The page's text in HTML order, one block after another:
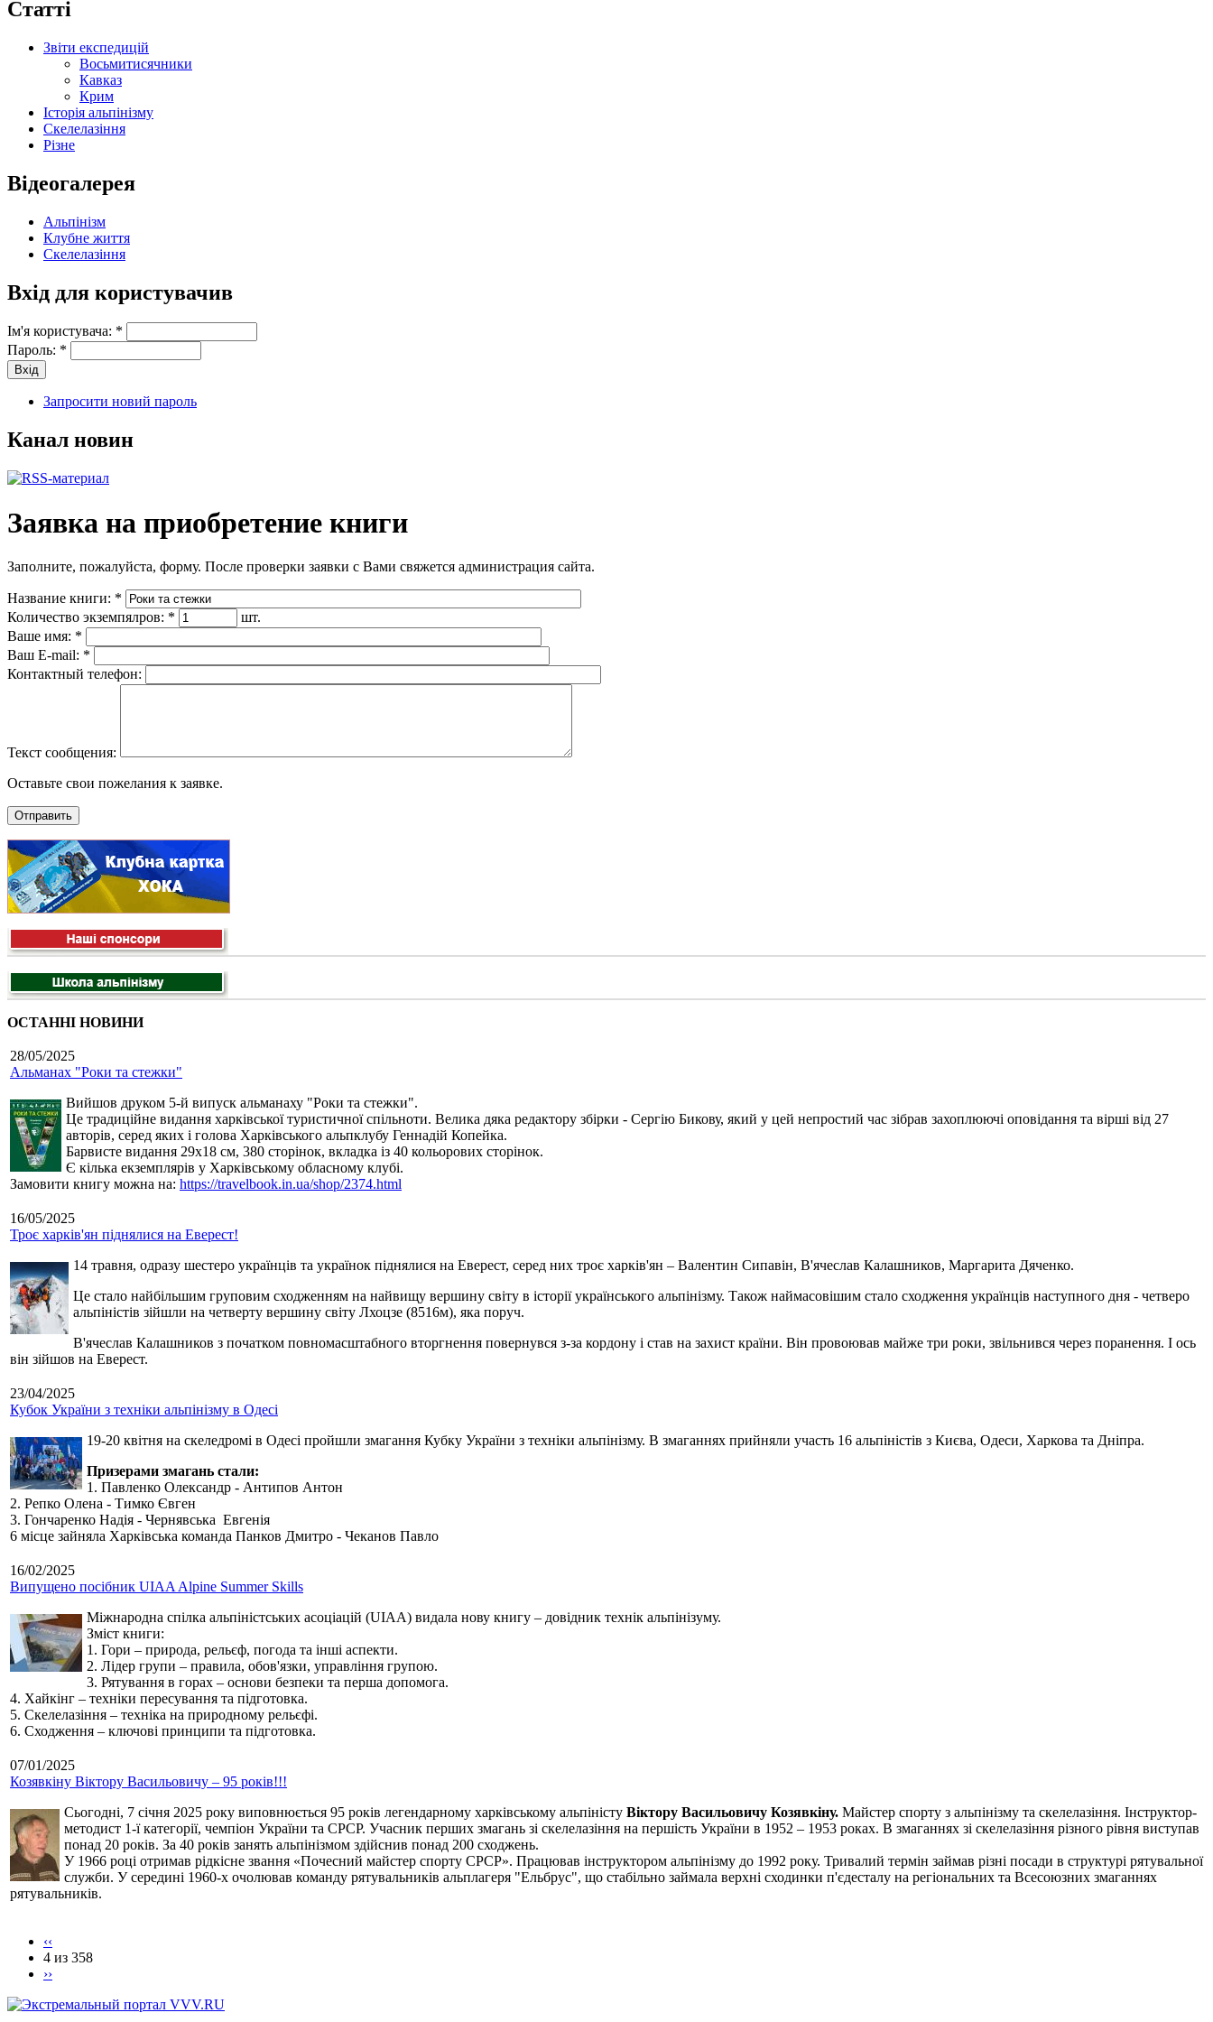
Статті
Звіти експедицій
Восьмитисячники
Кавказ
Крим
Історія альпінізму
Скелелазіння
Різне
Відеогалерея
Альпінізм
Клубне життя
Скелелазіння
Вхід для користувачив
Ім'я користувача: *
Пароль: *
Запросити новий пароль
Канал новин
Заявка на приобретение книги
Заполните, пожалуйста, форму. После проверки заявки с Вами свяжется администрация сайта.
Название книги: *
Количество экземпялров: *
шт.
Ваше имя: *
Ваш E-mail: *
Контактный телефон:
Текст сообщения:
Оставьте свои пожелания к заявке.
ОСТАННІ НОВИНИ
28/05/2025
Альманах "Роки та стежки"
Вийшов друком 5-й випуск альманаху "Роки та стежки".
Це традиційне видання харківської туристичної спільноти. Велика дяка редактору збірки - Сергію Бикову, який у цей непростий час зібрав захоплюючі оповідання та вірші від 27
авторів, серед яких і голова Харківського альпклубу Геннадій Копейка.
Барвисте видання 29х18 см, 380 сторінок, вкладка із 40 кольорових сторінок.
Є кілька екземплярів у Харківському обласному клубі.
Замовити книгу можна на: https://travelbook.in.ua/shop/2374.html
16/05/2025
Троє харків'ян піднялися на Еверест!
14 травня, одразу шестеро українців та українок піднялися на Еверест, серед них троє харків'ян – Валентин Сипавін, В'ячеслав Калашников, Маргарита Дяченко.
Це стало найбільшим груповим сходженням на найвищу вершину світу в історії українського альпінізму. Також наймасовішим стало сходження українців наступного дня - четверо
альпіністів зійшли на четверту вершину світу Лхоцзе (8516м), яка поруч.
В'ячеслав Калашников з початком повномасштабного вторгнення повернувся з-за кордону і став на захист країни. Він провоював майже три роки, звільнився через поранення. І ось
він зійшов на Еверест.
23/04/2025
Кубок України з техніки альпінізму в Одесі
19-20 квітня на скеледромі в Одесі пройшли змагання Кубку України з техніки альпінізму. В змаганнях прийняли участь 16 альпіністів з Києва, Одеси, Харкова та Дніпра.
Призерами змагань стали:
1. Павленко Олександр - Антипов Антон
2. Репко Олена - Тимко Євген
3. Гончаренко Надія - Чернявська Евгенія
6 місце зайняла Харківська команда Панков Дмитро - Чеканов Павло
16/02/2025
Випущено посібник UIAA Alpine Summer Skills
Міжнародна спілка альпіністських асоціацій (UIAA) видала нову книгу – довідник технік альпінізуму.
Зміст книги:
1. Гори – природа, рельєф, погода та інші аспекти.
2. Лідер групи – правила, обов'язки, управління групою.
3. Рятування в горах – основи безпеки та перша допомога.
4. Хайкінг – техніки пересування та підготовка.
5. Скелелазіння – техніка на природному рельєфі.
6. Сходження – ключові принципи та підготовка.
07/01/2025
Козявкіну Віктору Васильовичу – 95 років!!!
Сьогодні, 7 січня 2025 року виповнюється 95 років легендарному харківському альпіністу Віктору Васильовичу Козявкіну. Майстер спорту з альпінізму та скелелазіння. Інструктор-
методист 1-ї категорії, чемпіон України та СРСР. Учасник перших змагань зі скелелазіння на першість України в 1952 – 1953 роках. В змаганнях зі скелелазіння різного рівня виступав
понад 20 років. За 40 років занять альпінізмом здійснив понад 200 сходжень.
У 1966 році отримав рідкісне звання «Почесний майстер спорту СРСР». Працював інструктором альпінізму до 1992 року. Тривалий термін займав різні посади в структурі рятувальної
служби. У середині 1960-х очолював команду рятувальників альплагеря "Ельбрус", що стабільно займала верхні сходинки п'єдесталу на регіональних та Всесоюзних змаганнях
рятувальників.
‹‹
4 из 358
››